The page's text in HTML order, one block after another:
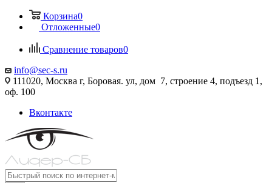
Корзина0
Отложенные0
Сравнение товаров0
info@sec-s.ru
111020, Москва г, Боровая. ул, дом 7, строение 4, подъезд 1,
оф. 100
Вконтакте